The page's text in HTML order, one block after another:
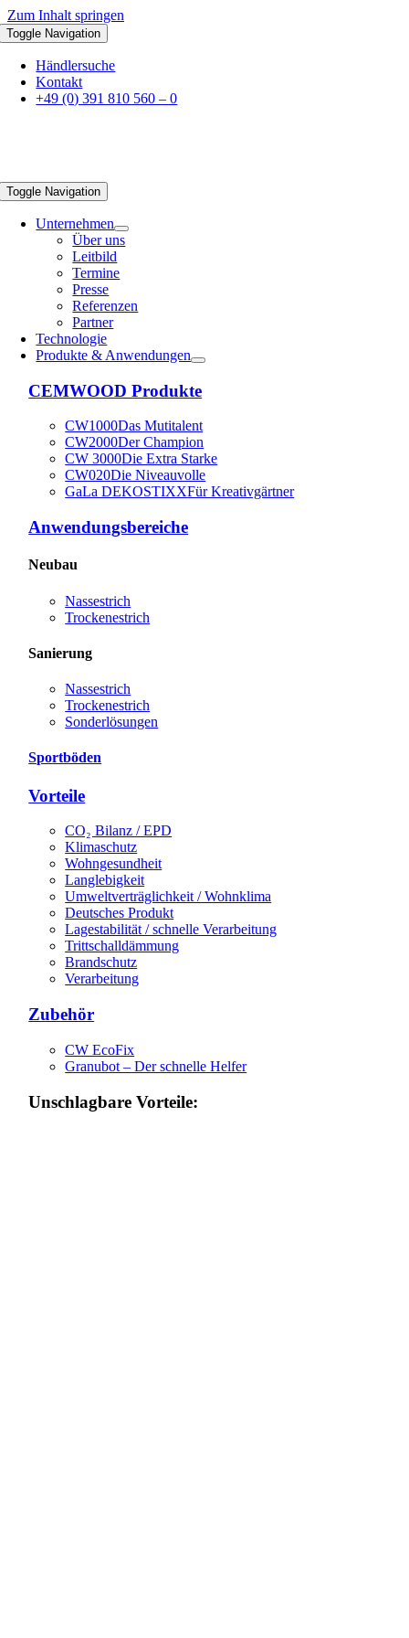
Zum Inhalt springen
Toggle Navigation
Händlersuche
Kontakt
+49 (0) 391 810 560 – 0
Toggle Navigation
Unternehmen
Über uns
Leitbild
Termine
Presse
Referenzen
Partner
Technologie
Produkte & Anwendungen
CEMWOOD Produkte
CW1000Das Mutitalent
CW2000Der Champion
CW 3000Die Extra Starke
CW020Die Niveauvolle
GaLa DEKOSTIXXFür Kreativgärtner
Anwendungsbereiche
Neubau
Nassestrich
Trockenestrich
Sanierung
Nassestrich
Trockenestrich
Sonderlösungen
Sportböden
Vorteile
CO₂ Bilanz / EPD
Klimaschutz
Wohngesundheit
Langlebigkeit
Umweltverträglichkeit / Wohnklima
Deutsches Produkt
Lagestabilität / schnelle Verarbeitung
Trittschalldämmung
Brandschutz
Verarbeitung
Zubehör
CW EcoFix
Granubot – Der schnelle Helfer
Unschlagbare Vorteile: